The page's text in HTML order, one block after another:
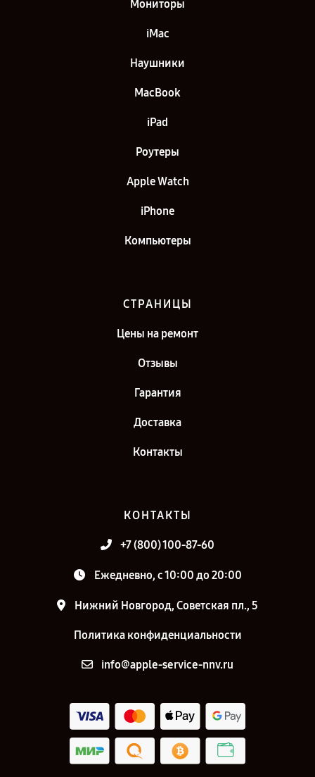
Мониторы
iMac
Наушники
MacBook
iPad
Роутеры
Apple Watch
iPhone
Компьютеры
СТРАНИЦЫ
Цены на ремонт
Отзывы
Гарантия
Доставка
Контакты
КОНТАКТЫ
+7 (800) 100-87-60
Ежедневно, с 10:00 до 20:00
Нижний Новгород, Советская пл., 5
Политика конфиденциальности
info@apple-service-nnv.ru